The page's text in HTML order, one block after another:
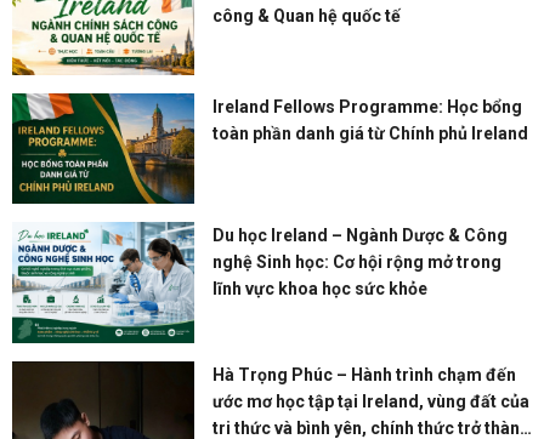
công & Quan hệ quốc tế
Ireland Fellows Programme: Học bổng
toàn phần danh giá từ Chính phủ Ireland
Du học Ireland – Ngành Dược & Công
nghệ Sinh học: Cơ hội rộng mở trong
lĩnh vực khoa học sức khỏe
Hà Trọng Phúc – Hành trình chạm đến
ước mơ học tập tại Ireland, vùng đất của
tri thức và bình yên, chính thức trở thành